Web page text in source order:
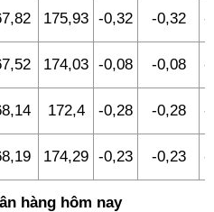
175,93 -0,32 -0,32 -
174,03 -0,08 -0,08 -
172,4 -0,28 -0,28 -
174,29 -0,23 -0,23 -
hàng hôm nay